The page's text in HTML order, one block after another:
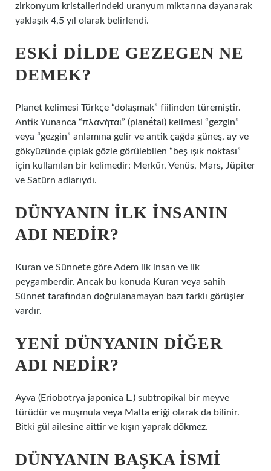
zirkonyum kristallerindeki uranyum miktarına dayanarak
yaklaşık 4,5 yıl olarak belirlendi.
ESKI DILDE GEZEGEN NE
DEMEK?
Planet kelimesi Türkçe “dolaşmak” fiilinden türemiştir.
Antik Yunanca “πλανήται” (planḗtai) kelimesi “gezgin”
veya “gezgin” anlamına gelir ve antik çağda güneş, ay ve
gökyüzünde çıplak gözle görülebilen “beş ışık noktası”
için kullanılan bir kelimedir: Merkür, Venüs, Mars, Jüpiter
ve Satürn adlarıydı.
DÜNYANIN ILK INSANIN
ADI NEDIR?
Kuran ve Sünnete göre Adem ilk insan ve ilk
peygamberdir. Ancak bu konuda Kuran veya sahih
Sünnet tarafından doğrulanamayan bazı farklı görüşler
vardır.
YENI DÜNYANIN DIĞER
ADI NEDIR?
Ayva (Eriobotrya japonica L.) subtropikal bir meyve
türüdür ve muşmula veya Malta eriği olarak da bilinir.
Bitki gül ailesine aittir ve kışın yaprak dökmez.
DÜNYANIN BAŞKA ISMI